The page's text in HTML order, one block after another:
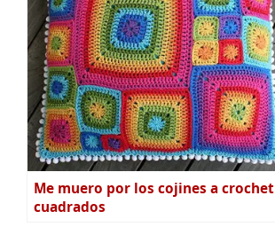
Me muero por los cojines a crochet
cuadrados